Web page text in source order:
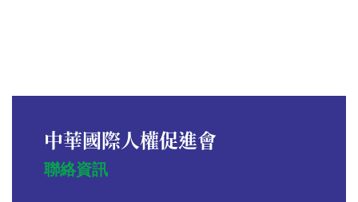
中華國際人權促進會
聯絡資訊